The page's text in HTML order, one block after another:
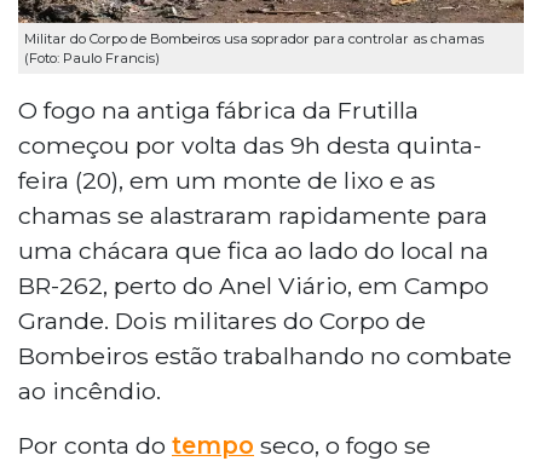
Militar do Corpo de Bombeiros usa soprador para controlar as chamas
(Foto: Paulo Francis)
O fogo na antiga fábrica da Frutilla
começou por volta das 9h desta quinta-
feira (20), em um monte de lixo e as
chamas se alastraram rapidamente para
uma chácara que fica ao lado do local na
BR-262, perto do Anel Viário, em Campo
Grande. Dois militares do Corpo de
Bombeiros estão trabalhando no combate
ao incêndio.
Por conta do tempo seco, o fogo se